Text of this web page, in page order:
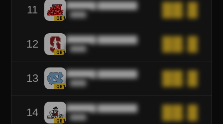
11
QB1
██████ ████████
████
12
QB1
██████ ████████
████
13
QB1
██████ ████████
████
14
QB1
██████ ████████
████